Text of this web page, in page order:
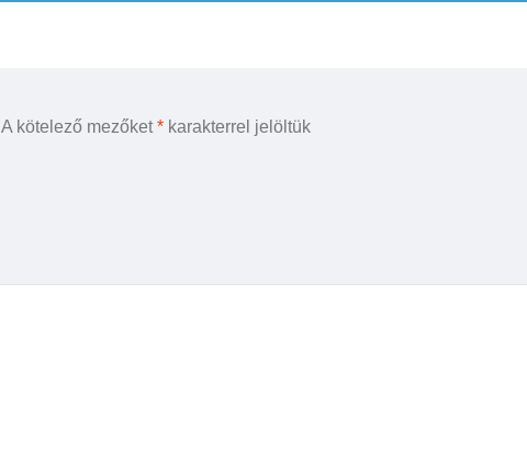
A kötelező mezőket* karakterrel jelöltük